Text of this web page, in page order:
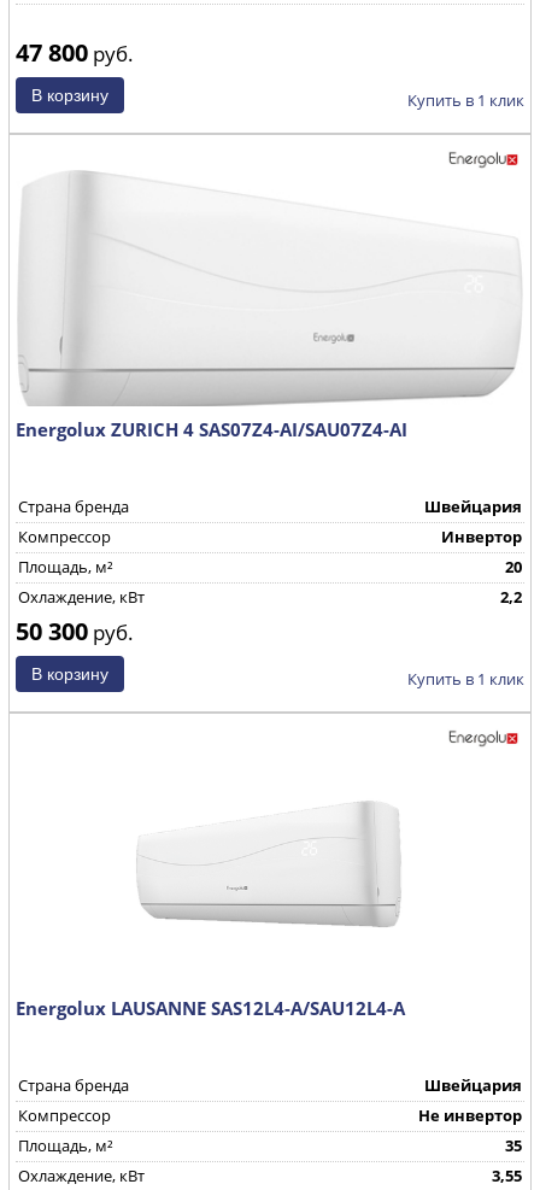
47 800 руб.
Купить в 1 клик
Energolux ZURICH 4 SAS07Z4-AI/SAU07Z4-AI
Страна бренда
Швейцария
Компрессор
Инвертор
Площадь, м²
20
Охлаждение, кВт
2,2
50 300 руб.
Купить в 1 клик
Energolux LAUSANNE SAS12L4-A/SAU12L4-A
Страна бренда
Швейцария
Компрессор
Не инвертор
Площадь, м²
35
Охлаждение, кВт
3,55